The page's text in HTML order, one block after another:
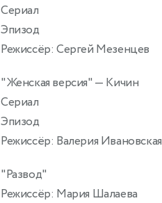
Сериал
Эпизод
Режиссёр: Сергей Мезенцев
"Женская версия" — Кичин
Сериал
Эпизод
Режиссёр: Валерия Ивановская
"Развод"
Режиссёр: Мария Шалаева